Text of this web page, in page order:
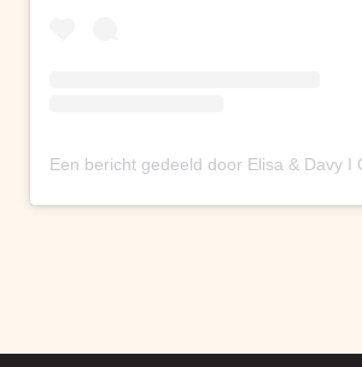
Een bericht gedeeld door Elisa & Davy I Op Mijn